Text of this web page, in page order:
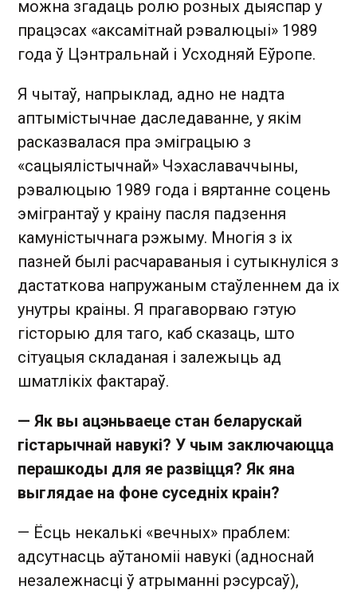
можна згадаць ролю розных дыяспар у
працэсах «аксамітнай рэвалюцыі» 1989
года ў Цэнтральнай і Усходняй Еўропе.
Я чытаў, напрыклад, адно не надта
аптымістычнае даследаванне, у якім
расказвалася пра эміграцыю з
«сацыялістычнай» Чэхаславаччыны,
рэвалюцыю 1989 года і вяртанне соцень
эмігрантаў у краіну пасля падзення
камуністычнага рэжыму. Многія з іх
пазней былі расчараваныя і сутыкнуліся з
дастаткова напружаным стаўленнем да іх
унутры краіны. Я прагаворваю гэтую
гісторыю для таго, каб сказаць, што
сітуацыя складаная і залежыць ад
шматлікіх фактараў.
— Як вы ацэньваеце стан беларускай
гістарычнай навукі? У чым заключаюцца
перашкоды для яе развіцця? Як яна
выглядае на фоне суседніх краін?
— Ёсць некалькі «вечных» праблем:
адсутнасць аўтаноміі навукі (адноснай
незалежнасці ў атрыманні рэсурсаў),